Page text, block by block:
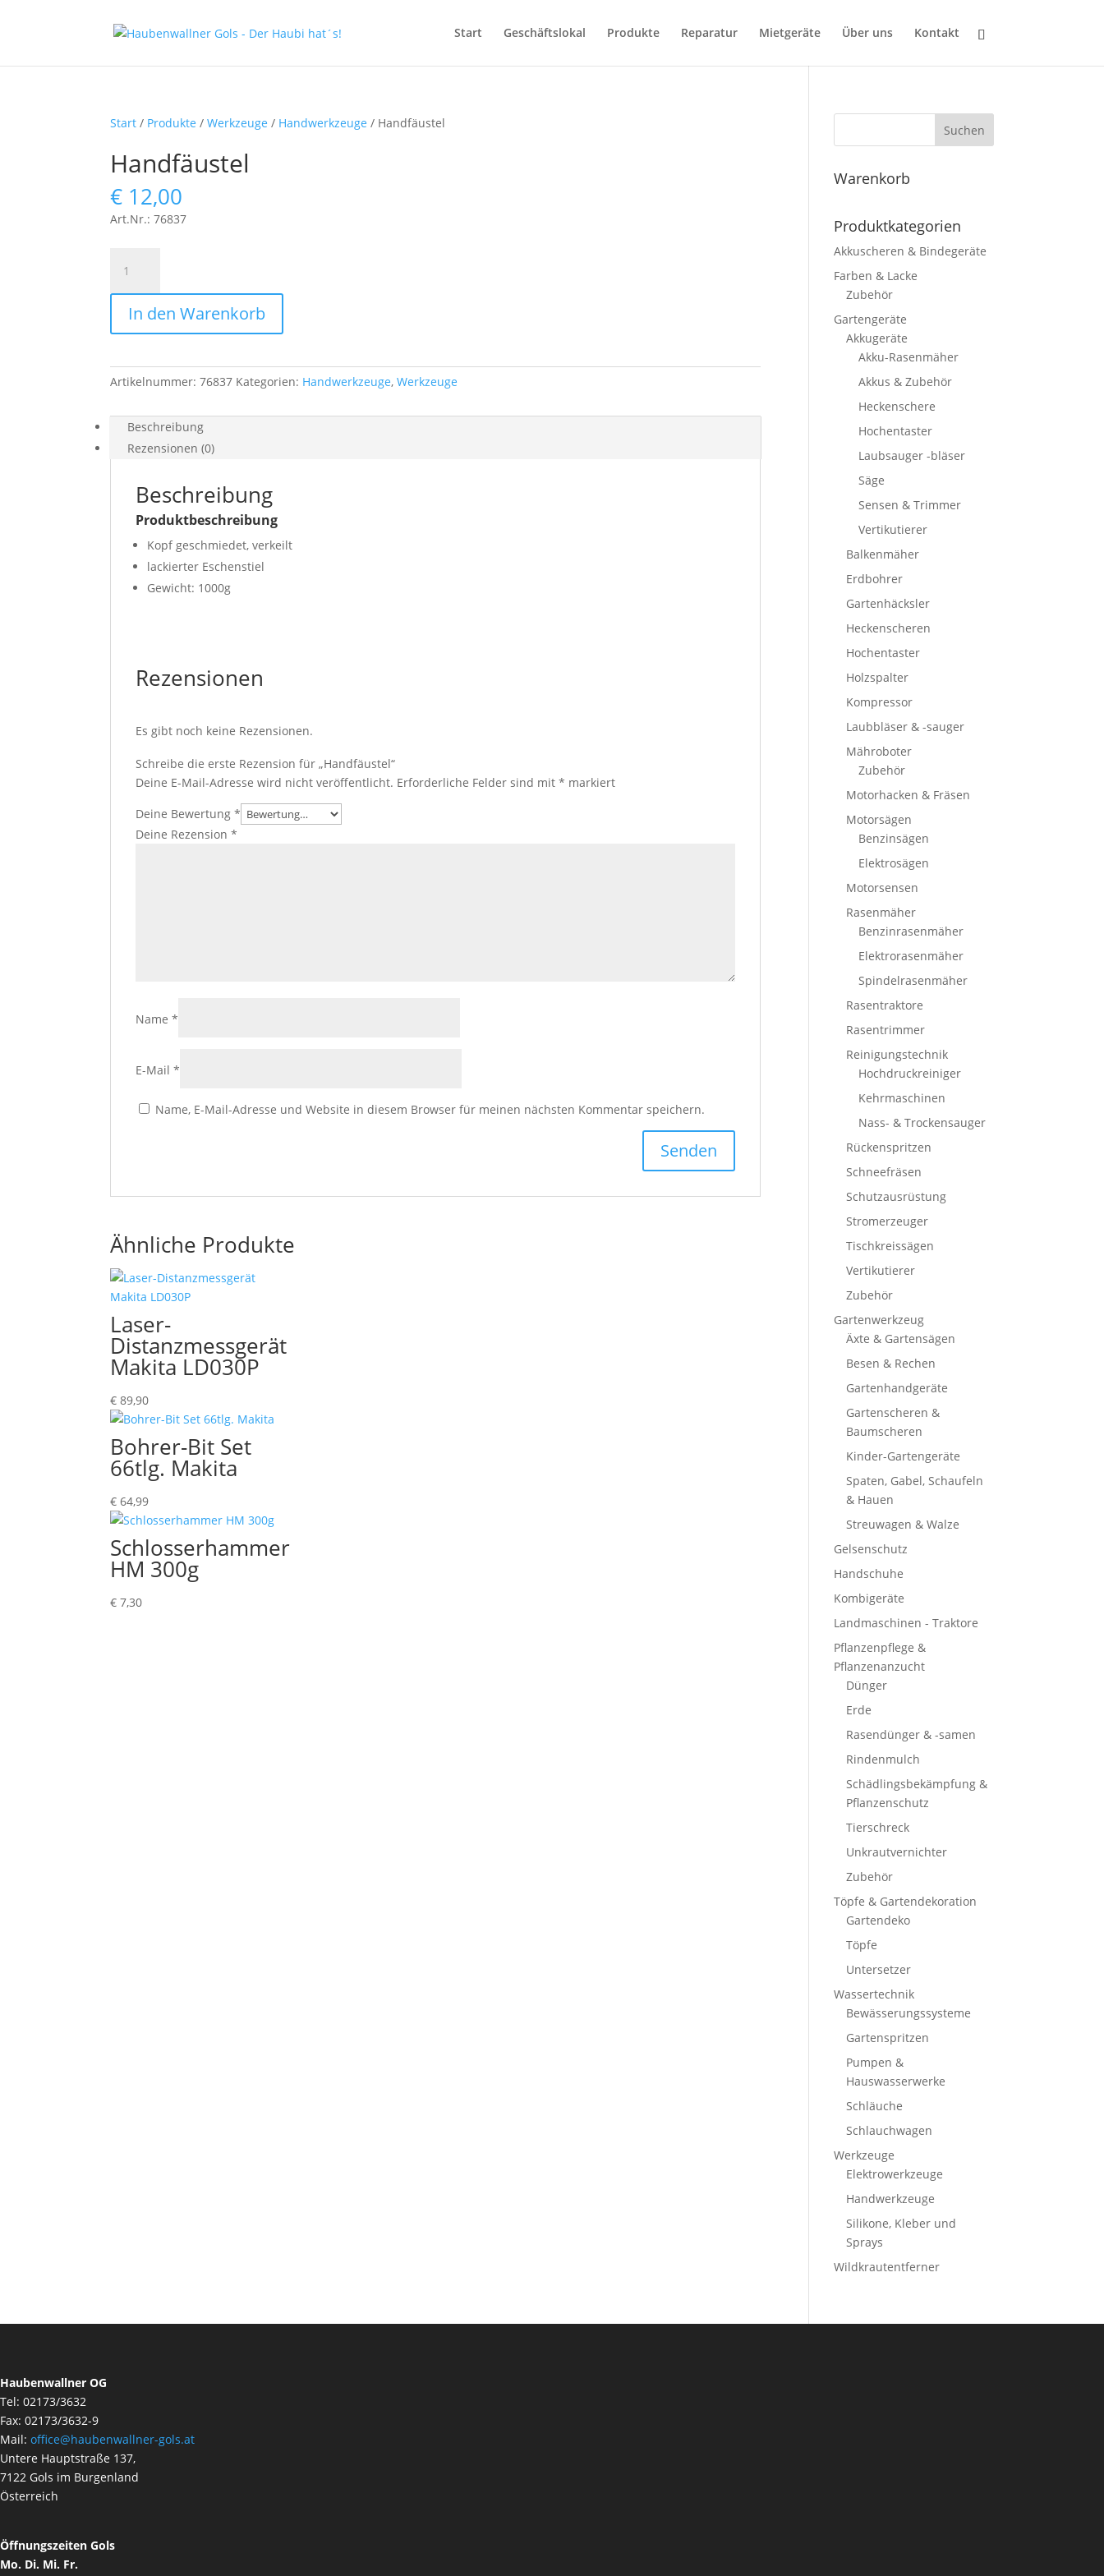
Start Geschäftslokal Produkte Reparatur Mietgeräte Über uns Kontakt
Start / Produkte /Werkzeuge / Handwerkzeuge / Handfäustel
Handfäustel
€ 12,00
Art.Nr.: 76837
Menge
In den Warenkorb
Artikelnummer:76837 Kategorien: Handwerkzeuge,Werkzeuge
Beschreibung
Rezensionen (0)
Beschreibung
Produktbeschreibung
Kopf geschmiedet, verkeilt
lackierter Eschenstiel
Gewicht: 1000g
Rezensionen
Es gibt noch keine Rezensionen.
Schreibe die erste Rezension für „Handfäustel“
Deine E-Mail-Adresse wird nicht veröffentlicht. Erforderliche Felder sind mit* markiert
Deine Bewertung*
Deine Rezension*
Name*
E-Mail*
Name, E-Mail-Adresse und Website in diesem Browser für meinen nächsten Kommentar speichern.
Ähnliche Produkte
Laser-
Distanzmessgerät
Makita LD030P
€ 89,90
Bohrer-Bit Set
66tlg. Makita
€ 64,99
Schlosserhammer
HM 300g
€ 7,30
Suchen
Warenkorb
Produktkategorien
Akkuscheren & Bindegeräte
Farben & Lacke
Zubehör
Gartengeräte
Akkugeräte
Akku-Rasenmäher
Akkus & Zubehör
Heckenschere
Hochentaster
Laubsauger -bläser
Säge
Sensen & Trimmer
Vertikutierer
Balkenmäher
Erdbohrer
Gartenhäcksler
Heckenscheren
Hochentaster
Holzspalter
Kompressor
Laubbläser & -sauger
Mähroboter
Zubehör
Motorhacken & Fräsen
Motorsägen
Benzinsägen
Elektrosägen
Motorsensen
Rasenmäher
Benzinrasenmäher
Elektrorasenmäher
Spindelrasenmäher
Rasentraktore
Rasentrimmer
Reinigungstechnik
Hochdruckreiniger
Kehrmaschinen
Nass- & Trockensauger
Rückenspritzen
Schneefräsen
Schutzausrüstung
Stromerzeuger
Tischkreissägen
Vertikutierer
Zubehör
Gartenwerkzeug
Äxte & Gartensägen
Besen & Rechen
Gartenhandgeräte
Gartenscheren &
Baumscheren
Kinder-Gartengeräte
Spaten, Gabel, Schaufeln
& Hauen
Streuwagen & Walze
Gelsenschutz
Handschuhe
Kombigeräte
Landmaschinen - Traktore
Pflanzenpflege &
Pflanzenanzucht
Dünger
Erde
Rasendünger & -samen
Rindenmulch
Schädlingsbekämpfung &
Pflanzenschutz
Tierschreck
Unkrautvernichter
Zubehör
Töpfe & Gartendekoration
Gartendeko
Töpfe
Untersetzer
Wassertechnik
Bewässerungssysteme
Gartenspritzen
Pumpen &
Hauswasserwerke
Schläuche
Schlauchwagen
Werkzeuge
Elektrowerkzeuge
Handwerkzeuge
Silikone, Kleber und
Sprays
Wildkrautentferner
Haubenwallner OG
Tel: 02173/3632
Fax: 02173/3632-9
Mail: office@haubenwallner-gols.at
Untere Hauptstraße 137,
7122 Gols im Burgenland
Österreich
Öffnungszeiten Gols
Mo. Di. Mi. Fr.